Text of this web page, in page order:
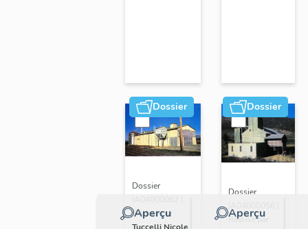
Dossier
Aperçu
Dossier
Réalisé par
Dossier
Aperçu
Dossier
Réalisé par